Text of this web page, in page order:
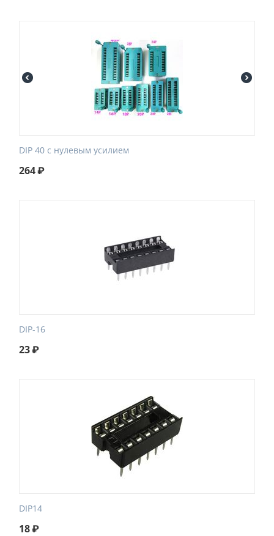
DIP 40 с нулевым усилием
264₽
DIP-16
23₽
DIP14
18₽